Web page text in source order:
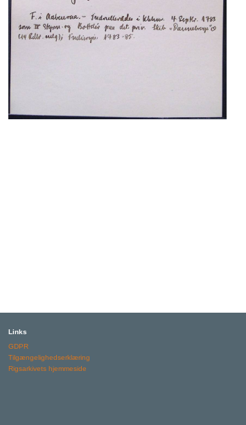
Links
GDPR
Tilgængelighedserklæring
Rigsarkivets hjemmeside